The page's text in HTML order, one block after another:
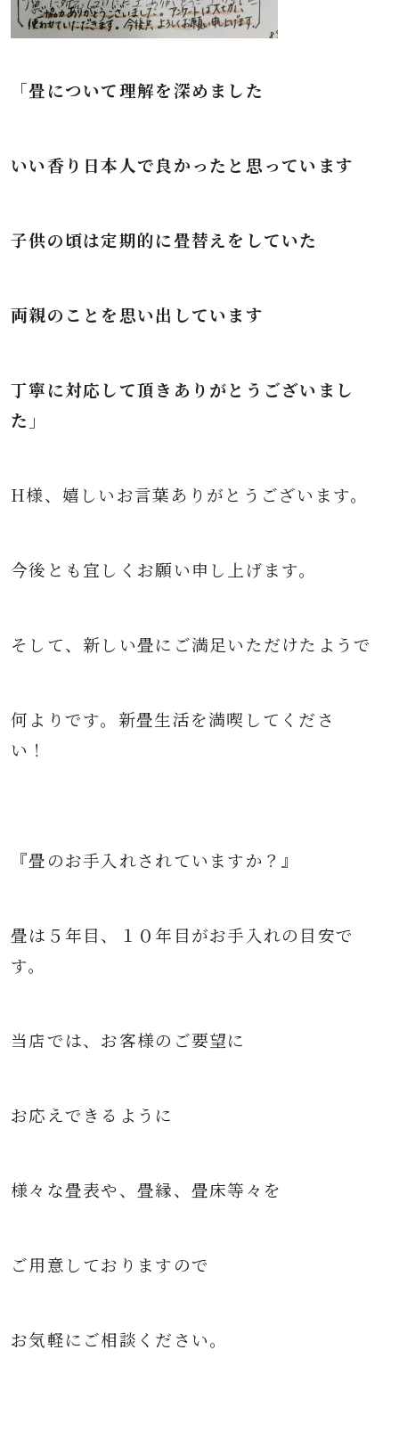
「畳について理解を深めました
いい香り日本人で良かったと思っています
子供の頃は定期的に畳替えをしていた
両親のことを思い出しています
丁寧に対応して頂きありがとうございまし
た 」
H様、嬉しいお言葉ありがとうございます。
今後とも宜しくお願い申し上げます。
そして、新しい畳に ご満足いただけたようで
何よりです。 新畳生活を満喫してくださ
い！
『畳のお手入れされていますか？』
畳は５年目、１０年目がお手入れの目安で
す。
当店では、お客様のご要望に
お応えできるように
様々な畳表や、畳縁、畳床等々を
ご用意しておりますので
お気軽にご相談ください。